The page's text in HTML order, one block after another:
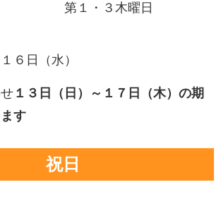
第１・３木曜日
６日（水）
１３日（日）～１７日（木）の期
す
祝日